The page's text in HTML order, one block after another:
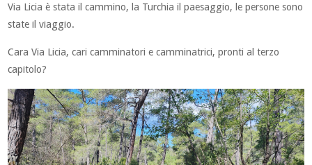
Via Licia è stata il cammino, la Turchia il paesaggio, le persone sono
state il viaggio.
Cara Via Licia, cari camminatori e camminatrici, pronti al terzo
capitolo?